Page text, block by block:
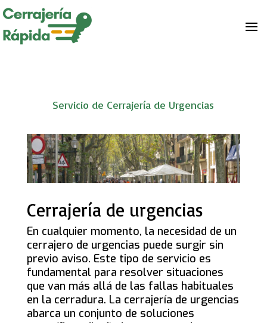
Servicio de Cerrajería de Urgencias
Cerrajería de urgencias
En cualquier momento, la necesidad de un
cerrajero de urgencias puede surgir sin
previo aviso. Este tipo de servicio es
fundamental para resolver situaciones
que van más allá de las fallas habituales
en la cerradura. La cerrajería de urgencias
abarca un conjunto de soluciones